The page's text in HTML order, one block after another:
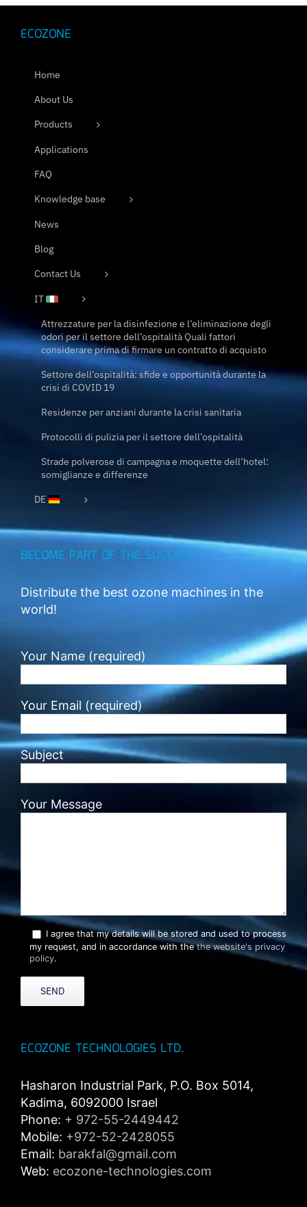
ECOZONE
Home
About Us
Products
Applications
FAQ
Knowledge base
News
Blog
Contact Us
IT
Attrezzature per la disinfezione e l’eliminazione degli
odori per il settore dell’ospitalità Quali fattori
considerare prima di firmare un contratto di acquisto
Settore dell’ospitalità: sfide e opportunità durante la
crisi di COVID 19
Residenze per anziani durante la crisi sanitaria
Protocolli di pulizia per il settore dell’ospitalità
Strade polverose di campagna e moquette dell’hotel:
somiglianze e differenze
DE
BECOME PART OF THE SUCCESS
Distribute the best ozone machines in the
world!
Your Name (required)
Your Email (required)
Subject
Your Message
I agree that my details will be stored and used to process
my request, and in accordance with thethe website's privacy
policy.
ECOZONE TECHNOLOGIES LTD.
Hasharon Industrial Park, P.O. Box 5014,
Kadima, 6092000 Israel
Phone: + 972-55-2449442
Mobile: +972-52-2428055
Email: barakfal@gmail.com
Web: ecozone-technologies.com